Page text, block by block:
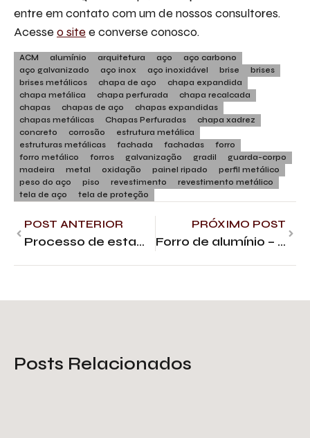
entre em contato com um de nossos consultores.
Acesse o site e converse conosco.
ACM alumínio arquitetura aço
aço carbono
aço galvanizado
aço inox aço inoxidável brise
brises
brises metálicos
chapa de aço
chapa expandida
chapa metálica
chapa perfurada
chapa recalcada
chapas
chapas de aço
chapas expandidas
chapas metálicas
Chapas Perfuradas
chapa xadrez
concreto
corrosão
estrutura metálica
estruturas metálicas
fachada fachadas
forro
forro metálico
forros galvanização gradil
guarda-corpo
madeira
metal oxidação painel ripado
perfil metálico
peso do aço
piso revestimento
revestimento metálico
tela de aço
tela de proteção
POST ANTERIOR
Processo de estampagem em chapas metálicas
PRÓXIMO POST
Forro de alumínio – Aplicações e vantagens
Posts Relacionados